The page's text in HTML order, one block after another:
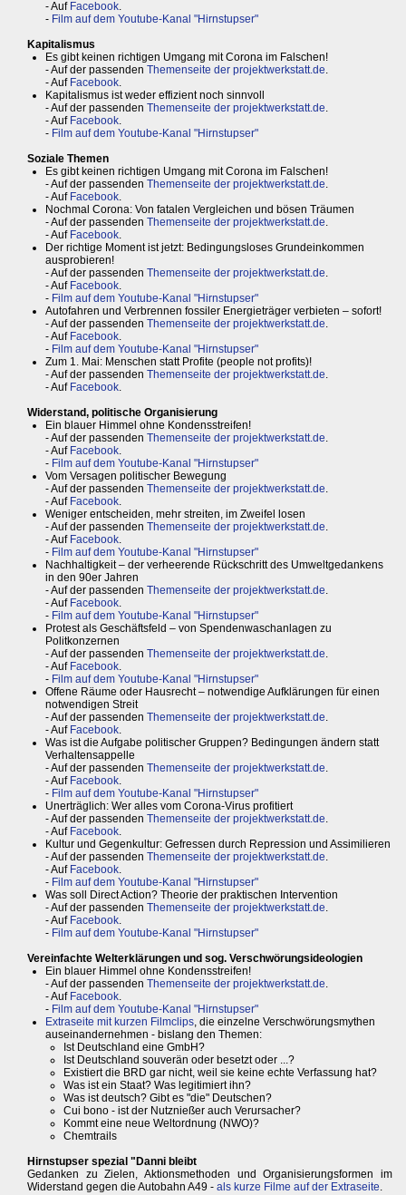
- Auf Facebook.
- Film auf dem Youtube-Kanal "Hirnstupser"
Kapitalismus
Es gibt keinen richtigen Umgang mit Corona im Falschen!
- Auf der passenden Themenseite der projektwerkstatt.de.
- Auf Facebook.
Kapitalismus ist weder effizient noch sinnvoll
- Auf der passenden Themenseite der projektwerkstatt.de.
- Auf Facebook.
- Film auf dem Youtube-Kanal "Hirnstupser"
Soziale Themen
Es gibt keinen richtigen Umgang mit Corona im Falschen!
- Auf der passenden Themenseite der projektwerkstatt.de.
- Auf Facebook.
Nochmal Corona: Von fatalen Vergleichen und bösen Träumen
- Auf der passenden Themenseite der projektwerkstatt.de.
- Auf Facebook.
Der richtige Moment ist jetzt: Bedingungsloses Grundeinkommen
ausprobieren!
- Auf der passenden Themenseite der projektwerkstatt.de.
- Auf Facebook.
- Film auf dem Youtube-Kanal "Hirnstupser"
Autofahren und Verbrennen fossiler Energieträger verbieten – sofort!
- Auf der passenden Themenseite der projektwerkstatt.de.
- Auf Facebook.
- Film auf dem Youtube-Kanal "Hirnstupser"
Zum 1. Mai: Menschen statt Profite (people not profits)!
- Auf der passenden Themenseite der projektwerkstatt.de.
- Auf Facebook.
Widerstand, politische Organisierung
Ein blauer Himmel ohne Kondensstreifen!
- Auf der passenden Themenseite der projektwerkstatt.de.
- Auf Facebook.
- Film auf dem Youtube-Kanal "Hirnstupser"
Vom Versagen politischer Bewegung
- Auf der passenden Themenseite der projektwerkstatt.de.
- Auf Facebook.
Weniger entscheiden, mehr streiten, im Zweifel losen
- Auf der passenden Themenseite der projektwerkstatt.de.
- Auf Facebook.
- Film auf dem Youtube-Kanal "Hirnstupser"
Nachhaltigkeit – der verheerende Rückschritt des Umweltgedankens
in den 90er Jahren
- Auf der passenden Themenseite der projektwerkstatt.de.
- Auf Facebook.
- Film auf dem Youtube-Kanal "Hirnstupser"
Protest als Geschäftsfeld – von Spendenwaschanlagen zu
Politkonzernen
- Auf der passenden Themenseite der projektwerkstatt.de.
- Auf Facebook.
- Film auf dem Youtube-Kanal "Hirnstupser"
Offene Räume oder Hausrecht – notwendige Aufklärungen für einen
notwendigen Streit
- Auf der passenden Themenseite der projektwerkstatt.de.
- Auf Facebook.
Was ist die Aufgabe politischer Gruppen? Bedingungen ändern statt
Verhaltensappelle
- Auf der passenden Themenseite der projektwerkstatt.de.
- Auf Facebook.
- Film auf dem Youtube-Kanal "Hirnstupser"
Unerträglich: Wer alles vom Corona-Virus profitiert
- Auf der passenden Themenseite der projektwerkstatt.de.
- Auf Facebook.
Kultur und Gegenkultur: Gefressen durch Repression und Assimilieren
- Auf der passenden Themenseite der projektwerkstatt.de.
- Auf Facebook.
- Film auf dem Youtube-Kanal "Hirnstupser"
Was soll Direct Action? Theorie der praktischen Intervention
- Auf der passenden Themenseite der projektwerkstatt.de.
- Auf Facebook.
- Film auf dem Youtube-Kanal "Hirnstupser"
Vereinfachte Welterklärungen und sog. Verschwörungsideologien
Ein blauer Himmel ohne Kondensstreifen!
- Auf der passenden Themenseite der projektwerkstatt.de.
- Auf Facebook.
- Film auf dem Youtube-Kanal "Hirnstupser"
Extraseite mit kurzen Filmclips, die einzelne Verschwörungsmythen
auseinandernehmen - bislang den Themen:
Ist Deutschland eine GmbH?
Ist Deutschland souverän oder besetzt oder ...?
Existiert die BRD gar nicht, weil sie keine echte Verfassung hat?
Was ist ein Staat? Was legitimiert ihn?
Was ist deutsch? Gibt es "die" Deutschen?
Cui bono - ist der Nutznießer auch Verursacher?
Kommt eine neue Weltordnung (NWO)?
Chemtrails
Hirnstupser spezial "Danni bleibt
Gedanken zu Zielen, Aktionsmethoden und Organisierungsformen im
Widerstand gegen die Autobahn A49 - als kurze Filme auf der Extraseite.